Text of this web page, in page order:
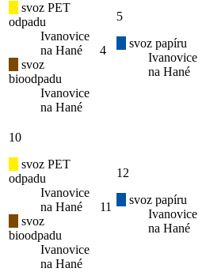
svoz PET
odpadu
Ivanovice
na Hané
svoz
bioodpadu
Ivanovice
na Hané
4
5
svoz papíru
Ivanovice
na Hané
10
svoz PET
odpadu
Ivanovice
na Hané
svoz
bioodpadu
Ivanovice
na Hané
11
12
svoz papíru
Ivanovice
na Hané